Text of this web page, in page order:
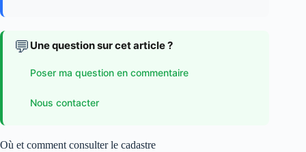
💬 Une question sur cet article ?
Poser ma question en commentaire
Nous contacter
Où et comment consulter le cadastre